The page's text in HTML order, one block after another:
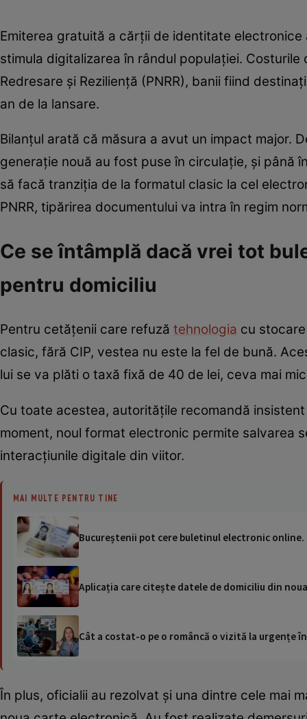
Emiterea gratuită a cărții de identitate
stimula digitalizarea în rândul populației.
Redresare și Reziliență (PNRR), banii fiind
an de la lansare.
Bilanțul arată că măsura a avut un impact major.
generație nouă au fost puse în circulație, și până
să facă tranziția de la formatul clasic la cel
PNRR, tipărirea documentului va intra în regim
Ce se întâmplă dacă vrei tot
pentru domiciliu
Pentru cetățenii care refuză tehnologia cu
clasic, fără CIP, vestea nu este la fel de bună.
lui se va plăti o taxă fixă de 40 de lei, ceva mai
Cu toate acestea, autoritățile recomandă
moment, noul format electronic permite salvarea
interacțiunile digitale din viitor.
MAI MULTE PENTRU TINE
Bucureștenii pot cere buletinul electronic
Aplicația care citește datele de domiciliu din
Cât a costat-o pe o româncă o vizită la urgențe
În plus, oficialii au rezolvat și una dintre cele mai